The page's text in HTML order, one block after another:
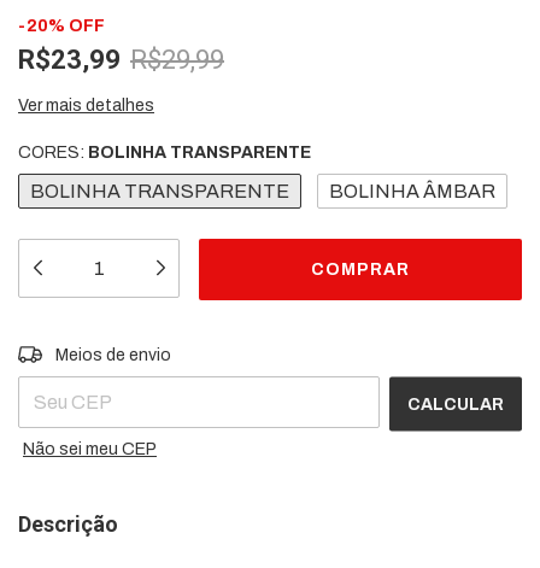
- 20% OFF
R$23,99 R$29,99
Ver mais detalhes
CORES: BOLINHA TRANSPARENTE
BOLINHA TRANSPARENTE BOLINHA ÂMBAR
Entregas para o CEP:
Meios de envio
CALCULAR
Não sei meu CEP
Descrição